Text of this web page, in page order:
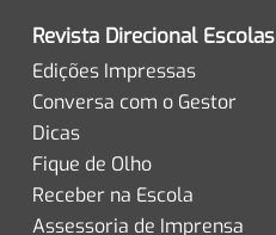
Revista Direcional Escolas
Edições Impressas
Conversa com o Gestor
Dicas
Fique de Olho
Receber na Escola
Assessoria de Imprensa